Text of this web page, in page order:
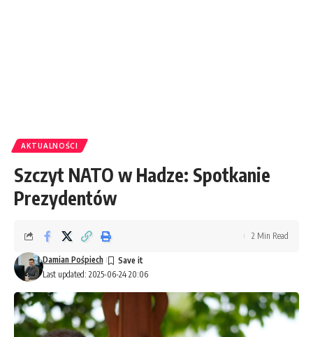
AKTUALNOŚCI
Szczyt NATO w Hadze: Spotkanie
Prezydentów
Last updated: 2025-06-24 20:06
Damian Pośpiech
2 Min Read